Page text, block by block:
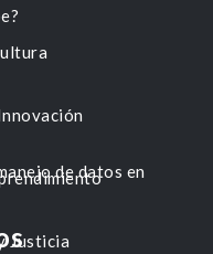
Justicia
de datos en